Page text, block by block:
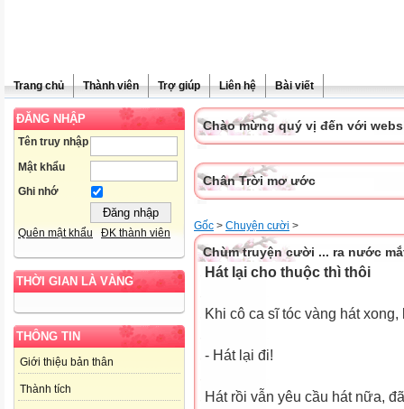
Trang chủ Thành viên Trợ giúp Liên hệ Bài viết
ĐĂNG NHẬP
Tên truy nhập
Mật khẩu
Ghi nhớ
Quên mật khẩu ĐK thành viên
THỜI GIAN LÀ VÀNG
THÔNG TIN
Giới thiệu bản thân
Thành tích
Chào mừng quý vị đến với
Chân Trời mơ ước
Gốc > Chuyện cười >
Chùm truyện cười ... ra nước
Hát lại cho thuộc thì thôi
Khi cô ca sĩ tóc vàng hát
- Hát lại đi!
Hát rồi vẫn yêu cầu hát nữa,